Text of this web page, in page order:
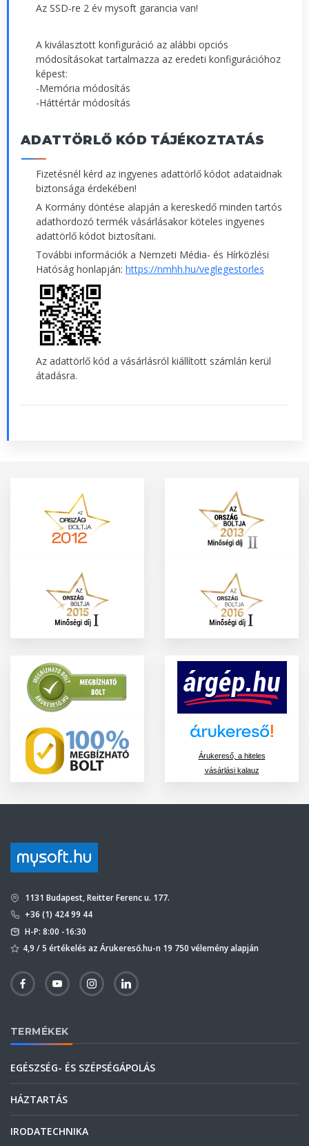
Az SSD-re 2 év mysoft garancia van!
A kiválasztott konfiguráció az alábbi opciós
módosításokat tartalmazza az eredeti konfigurációhoz
képest:
-Memória módosítás
-Háttértár módosítás
ADATTÖRLŐ KÓD TÁJÉKOZTATÁS
Fizetésnél kérd az ingyenes adattörlő kódot adataidnak
biztonsága érdekében!
A Kormány döntése alapján a kereskedő minden tartós
adathordozó termék vásárlásakor köteles ingyenes
adattörlő kódot biztosítani.
További információk a Nemzeti Média- és Hírközlési
Hatóság honlapján: https://nmhh.hu/veglegestorles
Az adattörlő kód a vásárlásról kiállított számlán kerül
átadásra.
Árukereső, a hiteles
vásárlási kalauz
1131 Budapest, Reitter Ferenc u. 177.
+36 (1) 424 99 44
H-P: 8:00 -16:30
4,9 / 5 értékelés az Árukereső.hu-n 19 750 vélemény alapján
TERMÉKEK
EGÉSZSÉG- ÉS SZÉPSÉGÁPOLÁS
HÁZTARTÁS
IRODATECHNIKA